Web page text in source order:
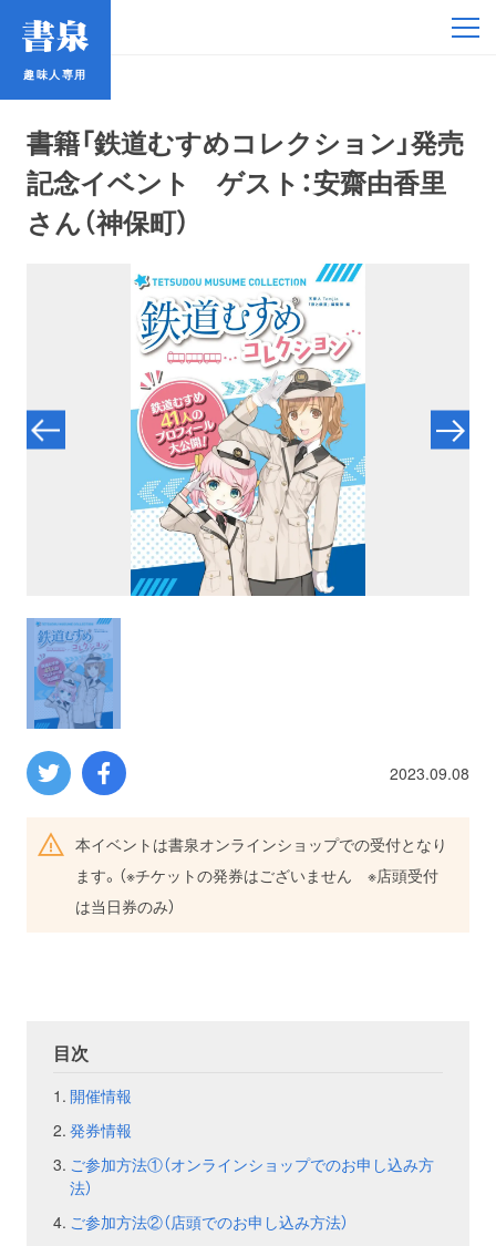
趣味人専用
書籍「鉄道むすめコレクション」発売
記念イベント ゲスト：安齋由香里
さん（神保町）
2023.09.08
本イベントは書泉オンラインショップでの受付となり
ます。（※チケットの発券はございません ※店頭受付
は当日券のみ）
目次
開催情報
発券情報
ご参加方法①（オンラインショップでのお申し込み方
法）
ご参加方法②（店頭でのお申し込み方法）
趣味人専用
鉄道・バス
コミック・ラノベ
プロレス
コンピューター
ミリタリー
その他
イベント
フェア
お問い合わせ